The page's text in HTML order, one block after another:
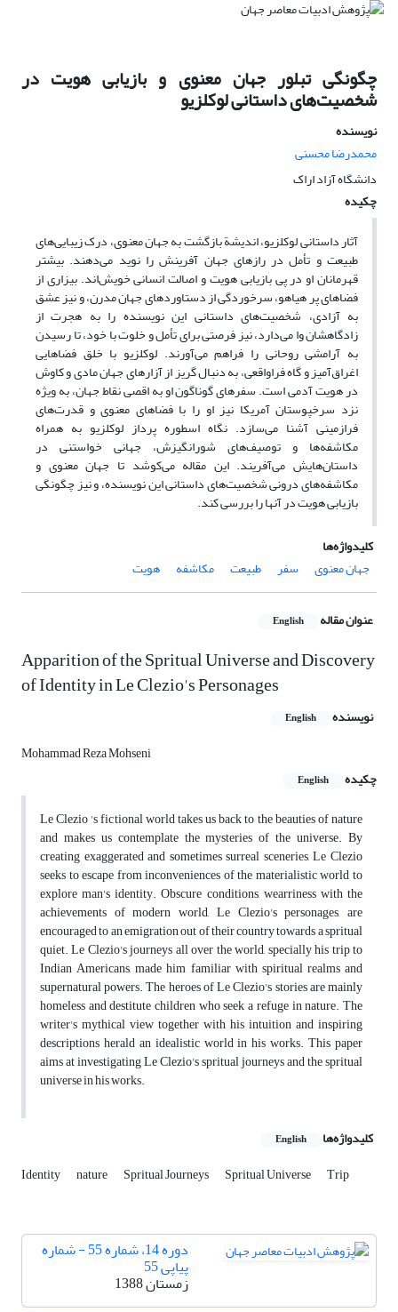
چگونگی تبلور جهان معنوی و بازیابی هویت در
شخصیت‌های داستانی لوکلزیو
نویسنده
محمدرضا محسنی
دانشگاه آزاد اراک
چکیده
آثار داستانی لوکلزیو، اندیشة بازگشت به جهان معنوی، درک زیبایی‌های
طبیعت و تأمل در رازهای جهان آفرینش را نوید می‌دهند. بیشتر
قهرمانان او در پی بازیابی هویت و اصالت انسانی خویش‌اند. بیزاری از
فضاهای پر هیاهو، سرخوردگی از دستاوردهای جهان مدرن، و نیز عشق
به آزادی، شخصیت‌های داستانی این نویسنده را به هجرت از
زادگاهشان وا می‌دارد، نیز فرصتی برای تأمل و خلوت با خود، تا رسیدن
به آرامشی روحانی را فراهم می‌آورند. لوکلزیو با خلق فضاهایی
اغراق‌آمیز و گاه فراواقعی، به دنبال گریز از آزارهای جهان مادی و کاوش
در هویت آدمی است. سفرهای گوناگون او به اقصی نقاط جهان، به ویژه
نزد سرخپوستان آمریکا نیز او را با فضاهای معنوی و قدرت‌های
فرازمینی آشنا می‌سازد.‌ نگاه اسطوره پرداز لوکلزیو به همراه
مکاشفه‌ها و توصیف‌های شورانگیزش، جهانی خواستنی در
داستان‌هایش می‌آفریند. این مقاله می‌کوشد تا جهان معنوی و
مکاشفه‌های درونی شخصیت‌های داستانی این نویسنده، و نیز چگونگی
بازیابی هویت در آنها را بررسی کند.
کلیدواژه‌ها
جهان معنوی
سفر طبیعت مکاشفه هویت
عنوان مقاله English
Apparition of the Spritual Universe and Discovery
of Identity in Le Clezio's Personages
نویسنده English
Mohammad Reza Mohseni
چکیده
English
Le Clezio 's fictional world takes us back to the beauties of nature
and makes us contemplate the mysteries of the universe. By
creating exaggerated and sometimes surreal sceneries, Le Clezio
seeks to escape from inconveniences of the materialistic world to
explore man's identity. Obscure conditions, wearriness with the
achievements of modern world, Le Clezio's personages, are
encouraged to an emigration out of their country towards a spritual
quiet. Le Clezio's journeys all over the world, specially his trip to
Indian Americans, made him familiar with spiritual realms and
supernatural powers. The heroes of Le Clezio's stories are mainly
homeless and destitute children who seek a refuge in nature. The
writer's mythical view together with his intuition and inspiring
descriptions herald an idealistic world in his works. This paper
aims at investigating Le Clezio's spritual journeys and the spritual
universe in his works.
کلیدواژه‌ها English
Identity nature Spritual Journeys Spritual Universe Trip
دوره 14، شماره 55 - شماره
پیاپی 55
زمستان 1388